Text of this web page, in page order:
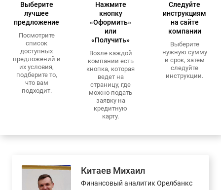
Выберите
лучшее
предложение
Посмотрите
список
доступных
предложений и
их условия,
подберите то,
что вам
подходит.
Нажмите
кнопку
«Оформить»
или
«Получить»
Возле каждой
компании есть
кнопка, которая
ведет на
страницу, где
можно подать
заявку на
кредитную
карту.
Следуйте
инструкциям
на сайте
компании
Выберите
нужную сумму
и срок, затем
следуйте
инструкции.
Китаев Михаил
Финансовый аналитик Орелбанкс